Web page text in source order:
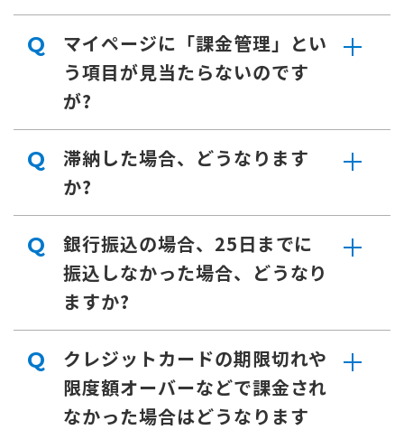
Q
マイページに「課金管理」とい
う項目が見当たらないのです
が?
Q
滞納した場合、どうなります
か?
Q
銀行振込の場合、25日までに
振込しなかった場合、どうなり
ますか?
Q
クレジットカードの期限切れや
限度額オーバーなどで課金され
なかった場合はどうなります